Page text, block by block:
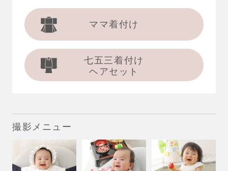
ママ着付け
七五三着付け
ヘアセット
撮影メニュー